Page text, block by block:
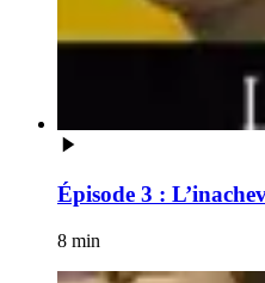
Épisode 3 :
8 min